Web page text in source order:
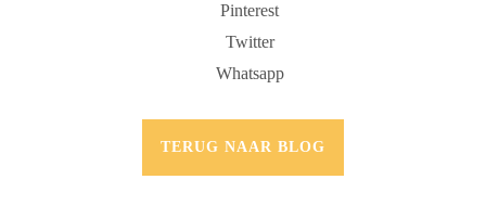
Pinterest
Twitter
Whatsapp
TERUG NAAR BLOG